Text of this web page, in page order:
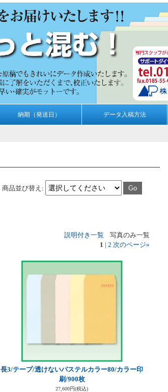
納期（発送日） データ入稿方法
商品並び替え :
説明付き一覧 写真のみ一覧
1 | 2 次のページ»
長3/テープ/透けないパステルカラー80/カラー印
刷/900枚
27,600円(税込)